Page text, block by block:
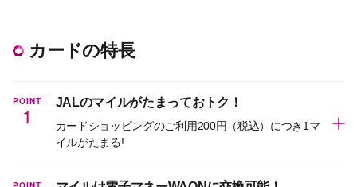
カードの特長
POINT
1
JALのマイルがたまっておトク！
カードショッピングのご利用200円（税込）につき1マ
イルがたまる!